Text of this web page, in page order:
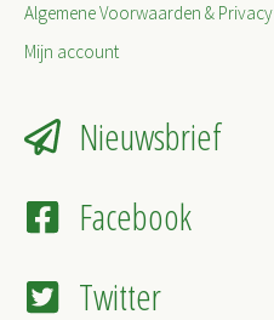
Algemene Voorwaarden & Privacy
Mijn account
Nieuwsbrief
Facebook
Twitter